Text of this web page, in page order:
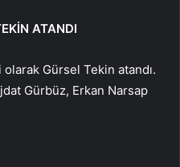
ATANDI
olarak Gürsel Tekin atandı.
Gürbüz, Erkan Narsap